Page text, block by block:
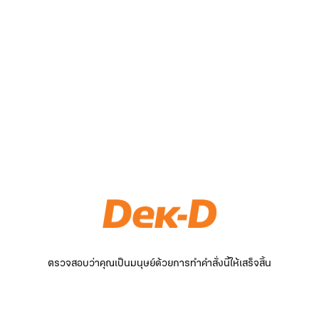
ตรวจสอบว่าคุณเป็นมนุษย์ด้วยการทำคำสั่งนี้ให้เสร็จสิ้น